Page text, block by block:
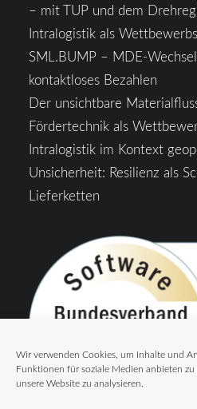
Wir verwenden Cookies, um Inhalte und
Funktionen für soziale Medien anbieten
unsere Website zu analysieren.
– mit TUP und dem
Intralogistik als
SML.BUMP – MDE-
kontaktloses Bezahlen
Der unsichtbare
Fördertechnik als
Intralogistik im Kontext
Unsicherheit: Resilienz als
Lieferketten